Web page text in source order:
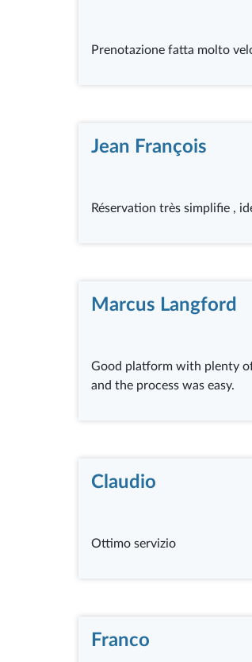
Prenotazione fatta molto
Jean François
Réservation très simplifie ,
Marcus Langford
Good platform with plenty
and the process was easy.
Claudio
Ottimo servizio
Franco